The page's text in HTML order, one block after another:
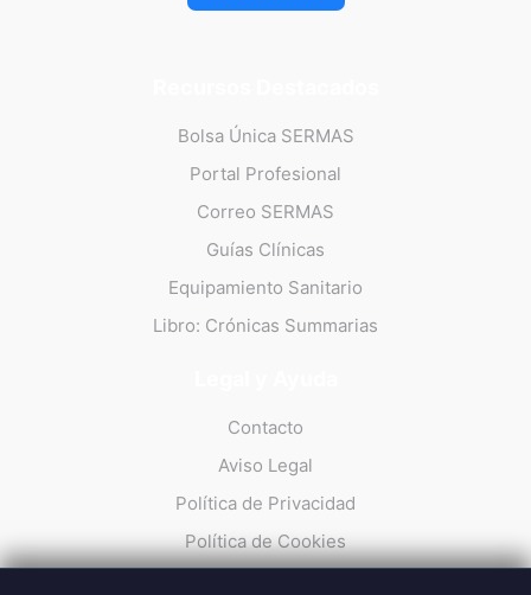
Bolsa Única SERMAS
Portal Profesional
Correo SERMAS
Guías Clínicas
Equipamiento Sanitario
Libro: Crónicas Summarias
Contacto
Aviso Legal
Política de Privacidad
Política de Cookies